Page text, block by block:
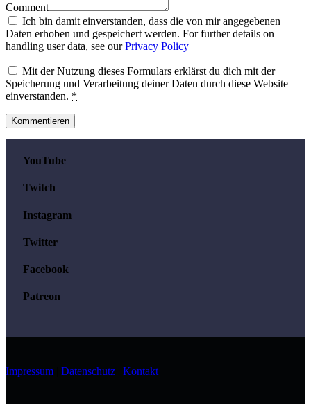
Comment
Ich bin damit einverstanden, dass die von mir angegebenen
Daten erhoben und gespeichert werden. For further details on
handling user data, see ourPrivacy Policy
Mit der Nutzung dieses Formulars erklärst du dich mit der
Speicherung und Verarbeitung deiner Daten durch diese Website
einverstanden. *
YouTube
Twitch
Instagram
Twitter
Facebook
Patreon
Impressum Datenschutz Kontakt